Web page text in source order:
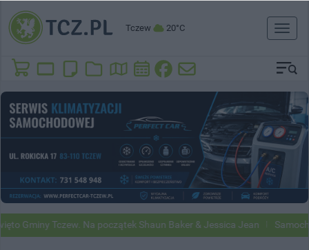
Tczew 20°C
Toggle
Gminy Tczew. Na początek Shaun Baker & Jessica Jean